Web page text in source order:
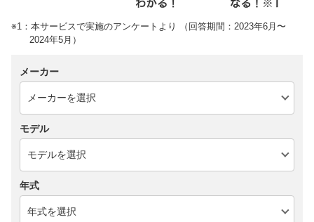
※1：本サービスで実施のアンケートより （回答期間：2023年6月〜
2024年5月）
メーカー
モデル
年式